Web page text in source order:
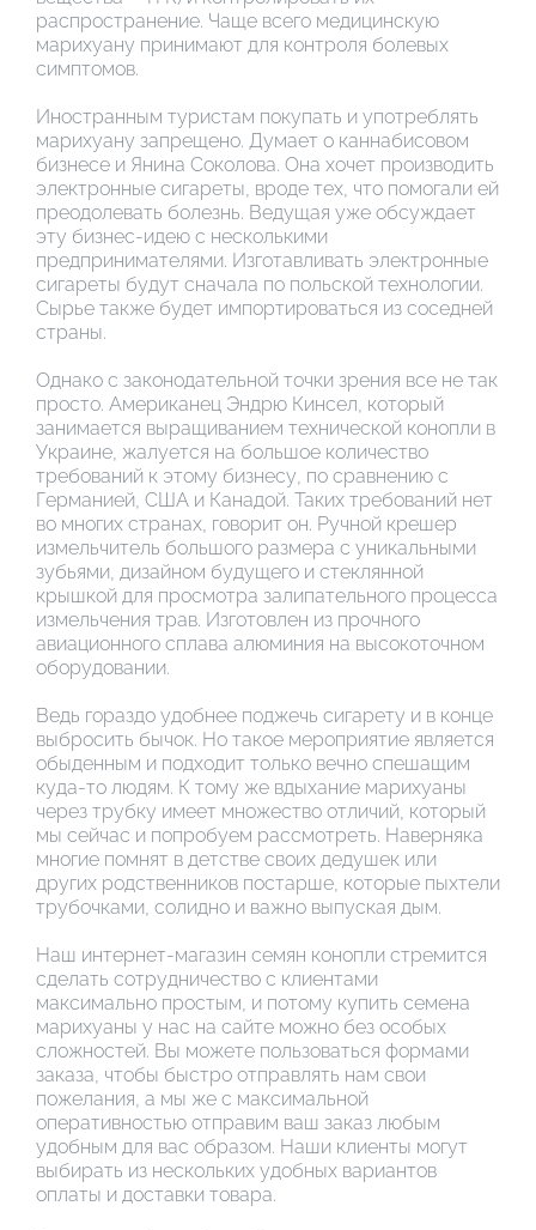
распространение. Чаще всего медицинскую
марихуану принимают для контроля болевых
симптомов.
Иностранным туристам покупать и употреблять
марихуану запрещено. Думает о каннабисовом
бизнесе и Янина Соколова. Она хочет производить
электронные сигареты, вроде тех, что помогали ей
преодолевать болезнь. Ведущая уже обсуждает
эту бизнес-идею с несколькими
предпринимателями. Изготавливать электронные
сигареты будут сначала по польской технологии.
Сырье также будет импортироваться из соседней
страны.
Однако с законодательной точки зрения все не так
просто. Американец Эндрю Кинсел, который
занимается выращиванием технической конопли в
Украине, жалуется на большое количество
требований к этому бизнесу, по сравнению с
Германией, США и Канадой. Таких требований нет
во многих странах, говорит он. Ручной крешер
измельчитель большого размера с уникальными
зубьями, дизайном будущего и стеклянной
крышкой для просмотра залипательного процесса
измельчения трав. Изготовлен из прочного
авиационного сплава алюминия на высокоточном
оборудовании.
Ведь гораздо удобнее поджечь сигарету и в конце
выбросить бычок. Но такое мероприятие является
обыденным и подходит только вечно спешащим
куда-то людям. К тому же вдыхание марихуаны
через трубку имеет множество отличий, который
мы сейчас и попробуем рассмотреть. Наверняка
многие помнят в детстве своих дедушек или
других родственников постарше, которые пыхтели
трубочками, солидно и важно выпуская дым.
Наш интернет-магазин семян конопли стремится
сделать сотрудничество с клиентами
максимально простым, и потому купить семена
марихуаны у нас на сайте можно без особых
сложностей. Вы можете пользоваться формами
заказа, чтобы быстро отправлять нам свои
пожелания, а мы же с максимальной
оперативностью отправим ваш заказ любым
удобным для вас образом. Наши клиенты могут
выбирать из нескольких удобных вариантов
оплаты и доставки товара.